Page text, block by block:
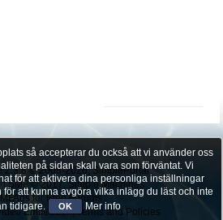
2.3.8 © 2008-2026, SimplePortal
|SMF © 2017,Simple Machines
forFree Forums
Embedder|Terms and Policies
så accepterar du också att vi använder oss
på sidan skall vara som förväntat. Vi
för att aktivera dina personliga inställningar
att kunna avgöra vilka inlägg du läst och inte
tidigare.
OK Mer info